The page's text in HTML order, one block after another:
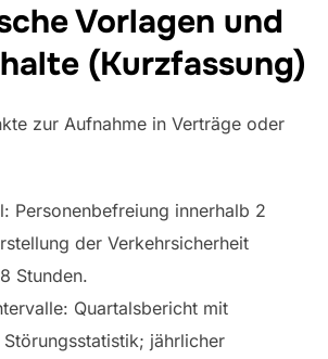
Vorlagen und
(Kurzfassung)
zur Aufnahme in Verträge oder
Personenbefreiung innerhalb 2
der Verkehrsicherheit
Stunden.
Quartalsbericht mit
jährlicher